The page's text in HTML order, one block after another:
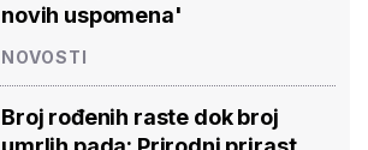
novih uspomena'
NOVOSTI
Broj rođenih raste dok broj